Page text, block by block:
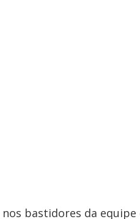
bastidores da